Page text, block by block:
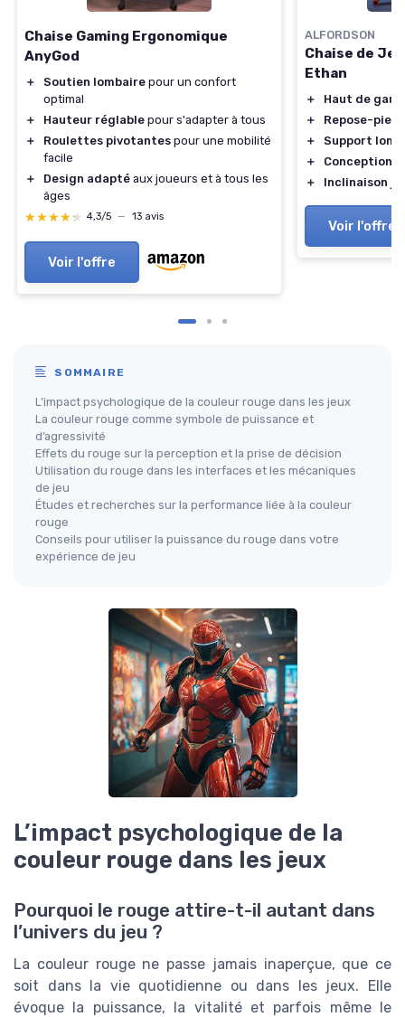
Chaise Gaming Ergonomique
AnyGod
＋ Soutien lombaire pour un confort
optimal
＋
Hauteur réglable pour s'adapter à tous
＋
Roulettes pivotantes pour une mobilité
facile
＋
Design adapté aux joueurs et à tous les
âges
★★★★★
★★★★★ 4,3/5 — 13 avis
Voir l'offre
ALFORDSON
Chaise de
Ethan
＋
Haut de
＋
Repose-
＋
Support
＋
Conception
＋
Inclinaison
Voir l'offre
SOMMAIRE
L’impact psychologique de la couleur rouge dans les jeux
La couleur rouge comme symbole de puissance et
d’agressivité
Effets du rouge sur la perception et la prise de décision
Utilisation du rouge dans les interfaces et les mécaniques
de jeu
Études et recherches sur la performance liée à la couleur
rouge
Conseils pour utiliser la puissance du rouge dans votre
expérience de jeu
L’impact psychologique de la
couleur rouge dans les jeux
Pourquoi le rouge attire-t-il autant dans
l’univers du jeu ?
La couleur rouge ne passe jamais inaperçue, que ce
soit dans la vie quotidienne ou dans les jeux. Elle
évoque la puissance, la vitalité et parfois même le